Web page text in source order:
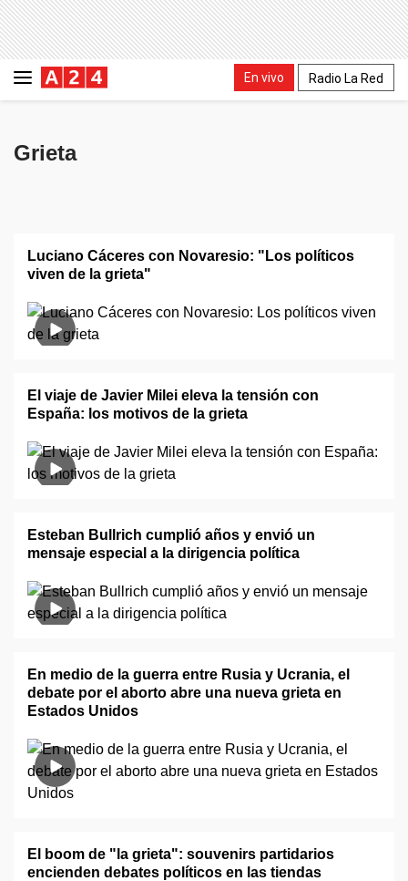
En vivo Radio La Red
Grieta
Luciano Cáceres con Novaresio: "Los políticos
viven de la grieta"
El viaje de Javier Milei eleva la tensión con
España: los motivos de la grieta
Esteban Bullrich cumplió años y envió un
mensaje especial a la dirigencia política
En medio de la guerra entre Rusia y Ucrania, el
debate por el aborto abre una nueva grieta en
Estados Unidos
El boom de "la grieta": souvenirs partidarios
encienden debates políticos en las tiendas